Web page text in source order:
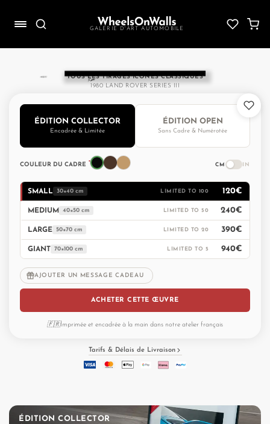
GALERIE D'ART AUTOMOBILE
TOUS LES TIRAGES/ICÔNES CLASSIQUES
1980 LAND ROVER SERIES III
ÉDITION COLLECTOR
Encadrée & Limitée
ÉDITION OPEN
Sans Cadre & Numérotée
COULEUR DU CADRE * CM IN
SMALL 30×40 cm LIMITED TO 100 120€
MEDIUM 40×50 cm LIMITED TO 50 240€
LARGE 50×70 cm LIMITED TO 20 390€
GIANT 70×100 cm LIMITED TO 5 940€
AJOUTER UN MESSAGE CADEAU
ACHETER CETTE ŒUVRE
🇫🇷Imprimée et encadrée à la main dans notre atelier français
Tarifs & Délais de Livraison
ÉDITION COLLECTOR